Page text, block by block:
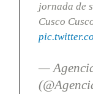
jornada de
Cusco
—